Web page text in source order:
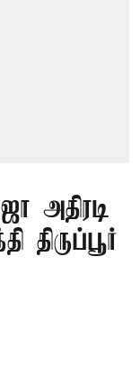
அதிரடி